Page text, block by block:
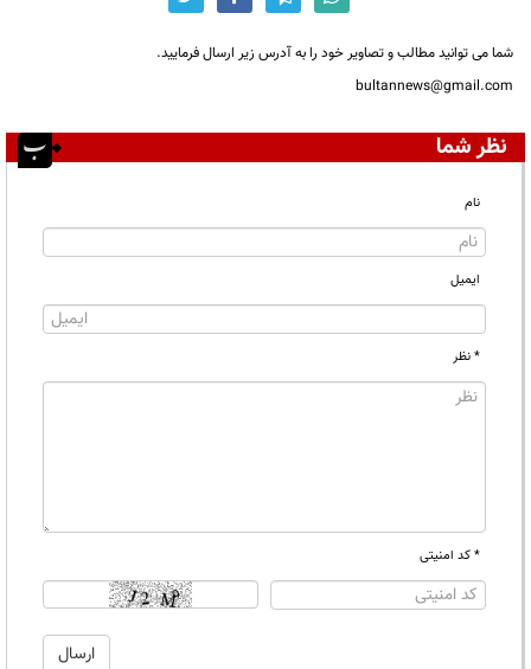
شما می توانید مطالب و تصاویر خود را به آدرس زیر ارسال فرمایید.
bultannews@gmail.com
نظر شما
نام
ایمیل
* نظر
* کد امنیتی